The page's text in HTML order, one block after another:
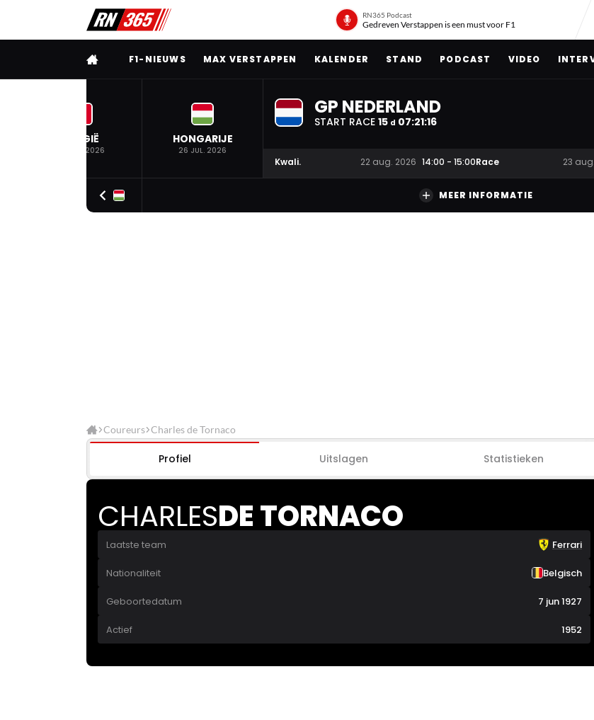
RN365 Podcast
Gedreven Verstappen is een must voor F1
VOLLEDIG MENU
F1-NIEUWS MAX VERSTAPPEN KALENDER STAND PODCAST VIDEO
BELGIË
19 JUL. 2026
HONGARIJE
26 JUL. 2026
GP NEDERLAND
START RACE 15 d 07:21:15
Kwali. 22 aug. 2026 14:00 - 15:00Race 23
MEER INFORMATIE
Coureurs Charles de Tornaco
Profiel Uitslagen Statistieken
CHARLESDE TORNACO
Laatste team Ferrari
Nationaliteit Belgisch
Geboortedatum 7 jun 1927
Actief 1952